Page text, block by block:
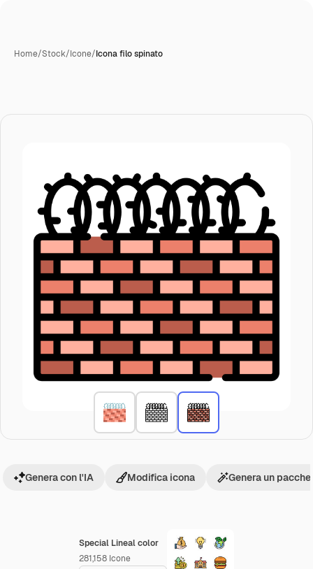
Home/Stock/Icone/Icona filo spinato
Special Lineal color
281,158 Icone
Genera con l'IA Modifica icona Genera un